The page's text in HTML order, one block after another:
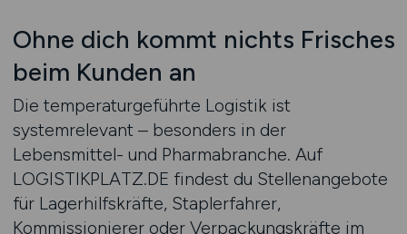
Ohne dich kommt nichts Frisches
beim Kunden an
Die temperaturgeführte Logistik ist
systemrelevant – besonders in der
Lebensmittel- und Pharmabranche. Auf
LOGISTIKPLATZ.DE findest du Stellenangebote
für Lagerhilfskräfte, Staplerfahrer,
Kommissionierer oder Verpackungskräfte im